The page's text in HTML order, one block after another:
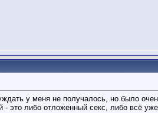
у меня не получалось, но было
либо отложенный секс, либо всё